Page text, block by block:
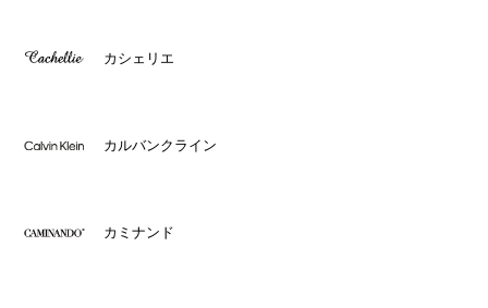
カシェリエ
カルバンクライン
カミナンド